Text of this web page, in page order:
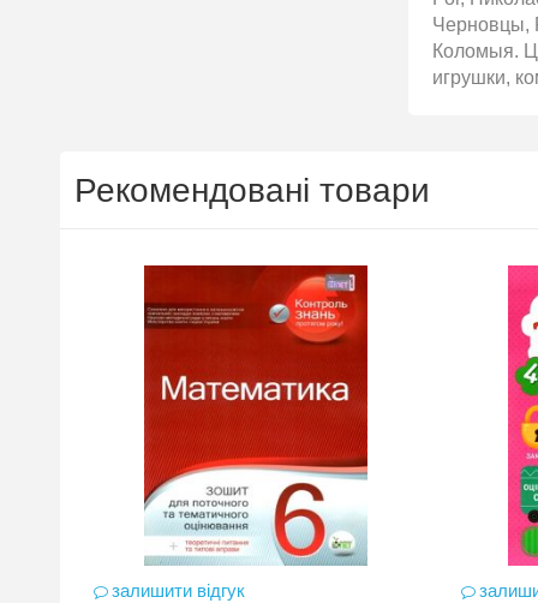
Черновцы,
Коломыя.
игрушки,
Рекомендовані товари
залишити відгук